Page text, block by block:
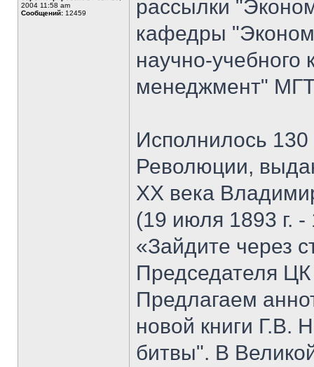
2004 11:58 am
Сообщений: 12459
рассылки
кафедры
научно-
менеджмент"
Исполнилось
Революции,
XX века
(19 июля 1893 г.
«Зайдите через
Председателя
Предлагаем
новой книги Г.В.
битвы". В